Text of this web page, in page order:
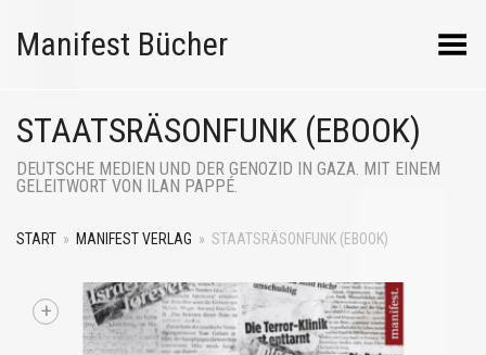
Manifest Bücher Menü umschalten
STAATSRÄSONFUNK (EBOOK)
DEUTSCHE MEDIEN UND DER GENOZID IN GAZA. MIT EINEM
GELEITWORT VON ILAN PAPPÉ.
START » MANIFEST VERLAG » STAATSRÄSONFUNK (EBOOK)
+